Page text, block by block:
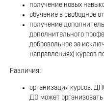
получение новых
обучение в свободное
получение
дополнительного
добровольное за
направлениях) курсов
Различия:
организация курсов.
ДО может